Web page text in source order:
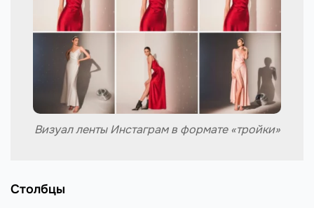
Визуал ленты Инстаграм в формате «тройки»
Столбцы